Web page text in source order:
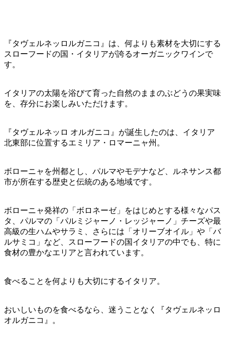
『タヴェルネッロルガニコ』は、何よりも素材を大切にする
スローフードの国・イタリアが誇るオーガニックワインで
す。
イタリアの太陽を浴びて育った自然のままのぶどうの果実味
を、存分にお楽しみいただけます。
『タヴェルネッロ オルガニコ』が誕生したのは、イタリア
北東部に位置するエミリア・ロマーニャ州。
ボローニャを州都とし、パルマやモデナなど、ルネサンス都
市が所在する歴史と伝統のある地域です。
ボローニャ発祥の「ボロネーゼ」をはじめとする様々なパス
タ、パルマの「パルミジャーノ・レッジャーノ」チーズや最
高級の生ハムやサラミ、さらには「オリーブオイル」や「バ
ルサミコ」など、スローフードの国イタリアの中でも、特に
食材の豊かなエリアと言われています。
食べることを何よりも大切にするイタリア。
おいしいものを食べるなら、迷うことなく『タヴェルネッロ
オルガニコ』。